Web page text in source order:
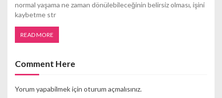
normal yaşama ne zaman dönülebileceğinin belirsiz olması, işini
kaybetme str
READ MORE
Comment Here
Yorum yapabilmek için oturum açmalısınız.